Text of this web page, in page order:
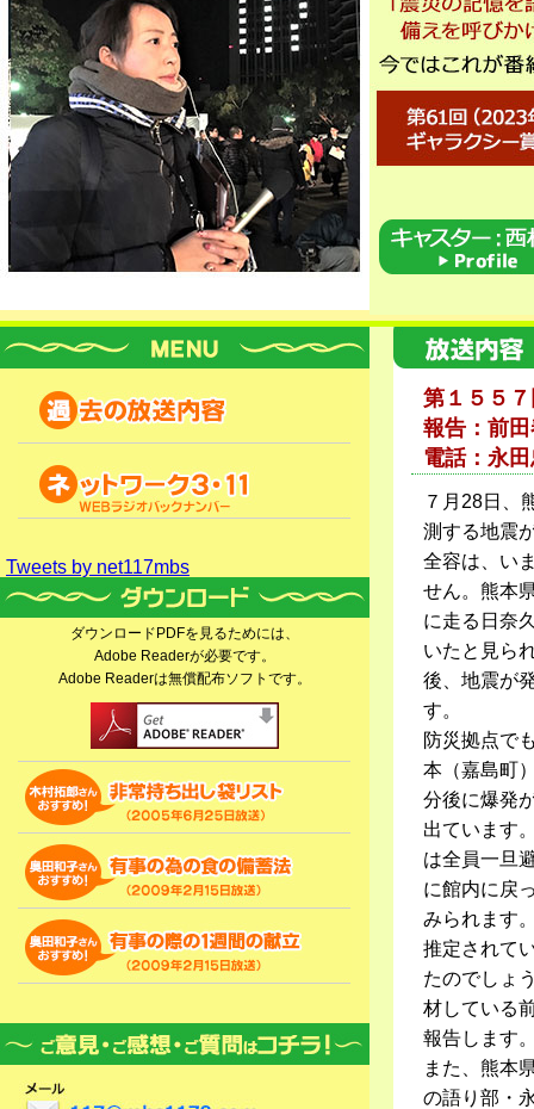
第１５５
報告：前
電話：永
７月28日、
測する地震
全容は、い
せん。熊本
に走る日奈
いたと見ら
後、地震が
す。
防災拠点で
本（嘉島町
分後に爆発
出ています
は全員一旦
に館内に戻
みられます
推定されて
たのでしょ
材している
報告します
また、熊本
の語り部・
Tweets by net117mbs
ダウンロードPDFを見るためには、
Adobe Readerが必要です。
Adobe Readerは無償配布ソフトです。